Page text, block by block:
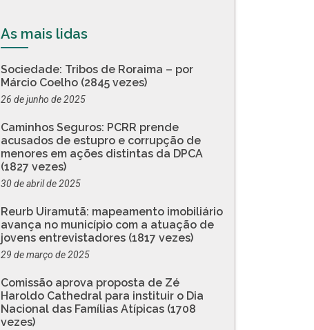
As mais lidas
Sociedade: Tribos de Roraima – por
Márcio Coelho (2845 vezes)
26 de junho de 2025
Caminhos Seguros: PCRR prende
acusados de estupro e corrupção de
menores em ações distintas da DPCA
(1827 vezes)
30 de abril de 2025
Reurb Uiramutã: mapeamento imobiliário
avança no município com a atuação de
jovens entrevistadores (1817 vezes)
29 de março de 2025
Comissão aprova proposta de Zé
Haroldo Cathedral para instituir o Dia
Nacional das Famílias Atípicas (1708
vezes)